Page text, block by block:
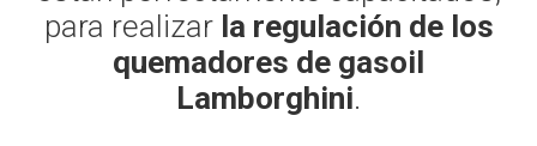
para realizar la regulación de los
quemadores de gasoil
Lamborghini.